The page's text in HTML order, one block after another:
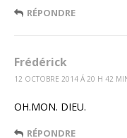
RÉPONDRE
Frédérick
12 OCTOBRE 2014 Á 20 H 42
OH.MON. DIEU.
RÉPONDRE